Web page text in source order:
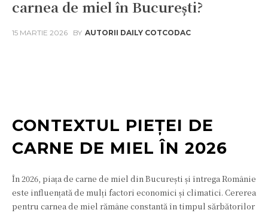
carnea de miel în București?
15 MARTIE 2026 BY AUTORII DAILY COTCODAC
CONTEXTUL PIEȚEI DE
CARNE DE MIEL ÎN 2026
În 2026, piața de carne de miel din București și întrega Românie
este influențată de mulți factori economici și climatici. Cererea
pentru carnea de miel rămâne constantă în timpul sărbătorilor